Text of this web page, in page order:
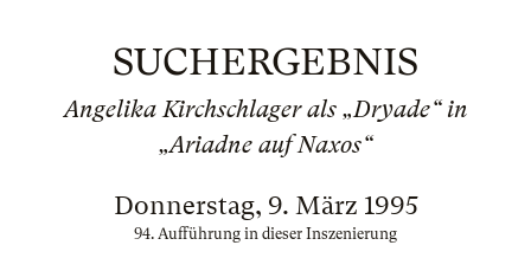
SUCHERGEBNIS
Angelika Kirchschlager als „Dryade“ in
„Ariadne auf Naxos“
Donnerstag, 9. März 1995
94. Aufführung in dieser Inszenierung